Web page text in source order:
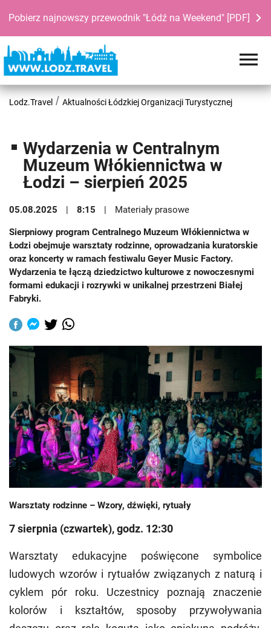
Pobierz najnowszy przewodnik "Łódź na Weekend" [PDF]
Lodz.Travel Aktualności Łódzkiej Organizacji Turystycznej
Wydarzenia w Centralnym
Muzeum Włókiennictwa w
Łodzi – sierpień 2025
05.08.2025 8:15 Materiały prasowe
Sierpniowy program Centralnego Muzeum Włókiennictwa w
Łodzi obejmuje warsztaty rodzinne, oprowadzania kuratorskie
oraz koncerty w ramach festiwalu Geyer Music Factory.
Wydarzenia te łączą dziedzictwo kulturowe z nowoczesnymi
formami edukacji i rozrywki w unikalnej przestrzeni Białej
Fabryki.
Warsztaty rodzinne – Wzory, dźwięki, rytuały
7 sierpnia (czwartek), godz. 12:30
Warsztaty edukacyjne poświęcone symbolice
ludowych wzorów i rytuałów związanych z naturą i
cyklem pór roku. Uczestnicy poznają znaczenie
kolorów i kształtów, sposoby przywoływania